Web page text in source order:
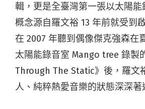
輯，更是全臺灣第一張以太陽能
概念源自羅文裕 13 年前就受到
在 2007 年聽到偶像傑克強森在
太陽能錄音室 Mango tree 錄製
Through The Static》後，羅文
人、純粹熱愛音樂的狀態深深著